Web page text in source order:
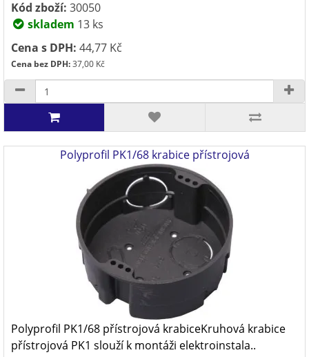
Kód zboží: 30050
skladem 13 ks
Cena s DPH: 44,77 Kč
Cena bez DPH:37,00 Kč
Polyprofil PK1/68 krabice přístrojová
Polyprofil PK1/68 přístrojová krabiceKruhová krabice
přístrojová PK1 slouží k montáži elektroinstala..